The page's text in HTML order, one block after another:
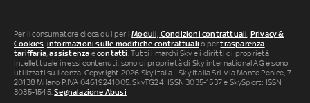
Per il consumatore clicca qui per iModuli, Condizioni contrattuali Privacy &
Cookies informazioni sulle modifiche contrattuali o pertrasparenza
tariffaria ,assistenza econtatti . Tutti i marchi Sky e i diritti di proprietà
intellettuale in essi contenuti, sono di proprietà di Sky international AG e sono
utilizzati su licenza. Copyright 2026 Sky Italia - Sky Italia Srl Via Monte Penice, 7 -
20138 Milano P.IVA 04619241005. SkyTG24: ISSN 3035-1537 e SkySport: ISSN
3035-1545.Segnalazione Abusi